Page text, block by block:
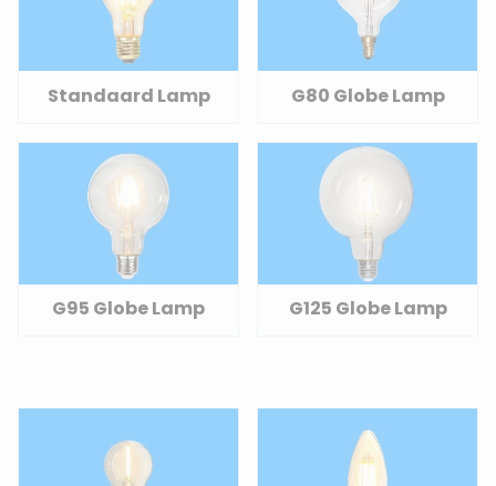
Standaard Lamp G80 Globe Lamp
G95 Globe Lamp G125 Globe Lamp